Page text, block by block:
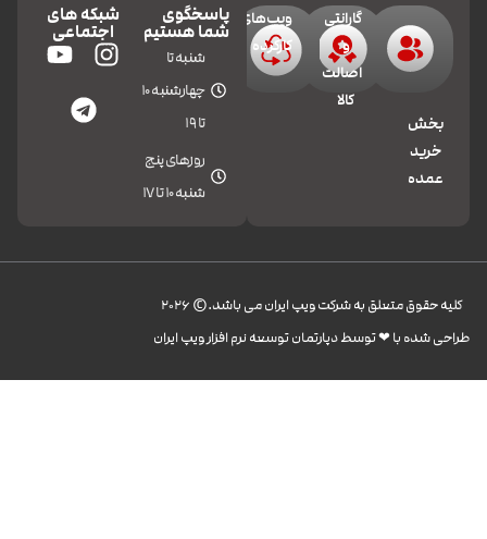
بخش
خرید
عمده
گارانتی
و
اصالت
کالا
ویپ‌های
کارکرده
پاسخگوی
شما هستیم
شنبه تا
چهارشنبه 10
تا 19
روزهای پنج
شنبه 10 تا 17
شبکه های
اجتماعی
کليه حقوق متعلق به شرکت ویپ ایران می باشد.© 2026
طراحی شده با ❤︎ توسط دپارتمان توسعه نرم افزار ویپ ایران